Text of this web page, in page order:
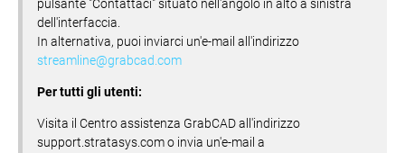
pulsante "Contattaci" situato nell'angolo in alto a sinistra
dell'interfaccia.
In alternativa, puoi inviarci un'e-mail all'indirizzo
streamline@grabcad.com
Per tutti gli utenti:
Visita il Centro assistenza GrabCAD all'indirizzo
support.stratasys.com o invia un'e-mail a